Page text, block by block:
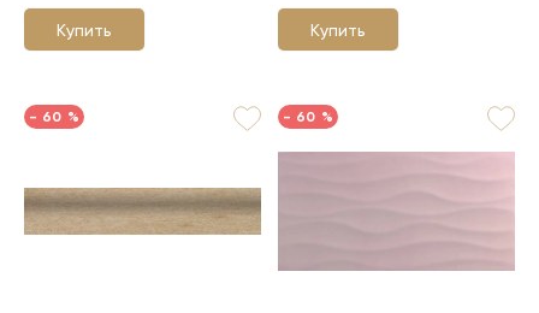
Купить Купить
- 60 % - 60 %